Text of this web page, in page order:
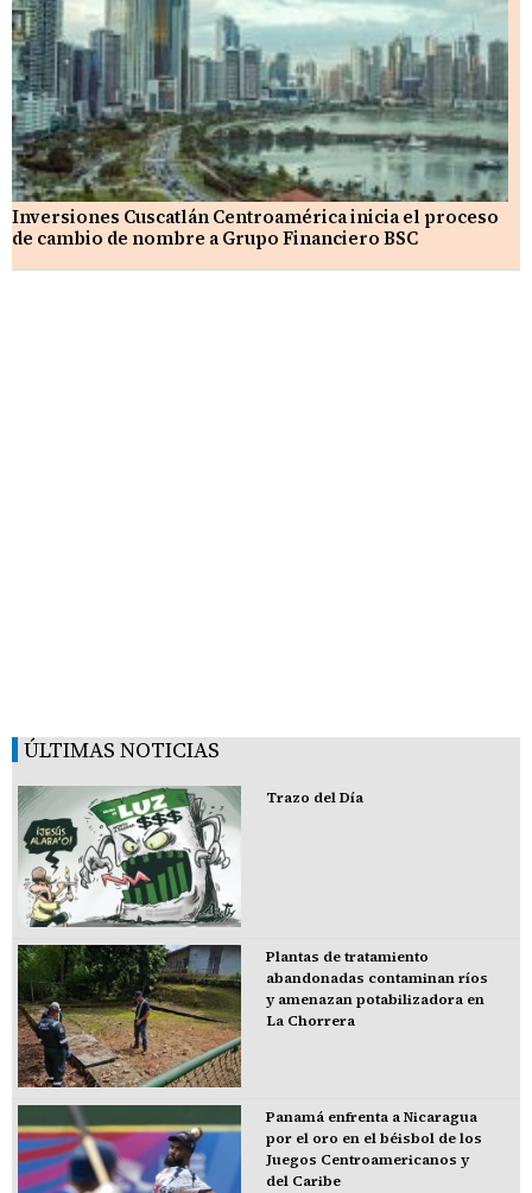
Inversiones Cuscatlán Centroamérica inicia el proceso
de cambio de nombre a Grupo Financiero BSC
ÚLTIMAS NOTICIAS
Trazo del Día
Plantas de tratamiento
abandonadas contaminan ríos
y amenazan potabilizadora en
La Chorrera
Panamá enfrenta a Nicaragua
por el oro en el béisbol de los
Juegos Centroamericanos y
del Caribe